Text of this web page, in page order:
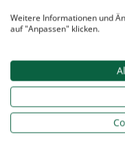
Weitere Informationen und
auf "Anpassen" klicken.